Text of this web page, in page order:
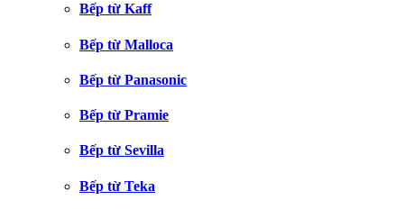
Bếp từ Kaff
Bếp từ Malloca
Bếp từ Panasonic
Bếp từ Pramie
Bếp từ Sevilla
Bếp từ Teka